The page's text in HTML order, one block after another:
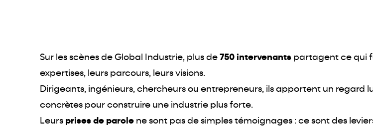
Sur les scènes de Global Industrie, plus de 750 intervenants partagent ce qui
expertises, leurs parcours, leurs visions.
Dirigeants, ingénieurs, chercheurs ou entrepreneurs, ils apportent un regard
concrètes pour construire une industrie plus forte.
Leurs prises de parole ne sont pas de simples témoignages : ce sont des